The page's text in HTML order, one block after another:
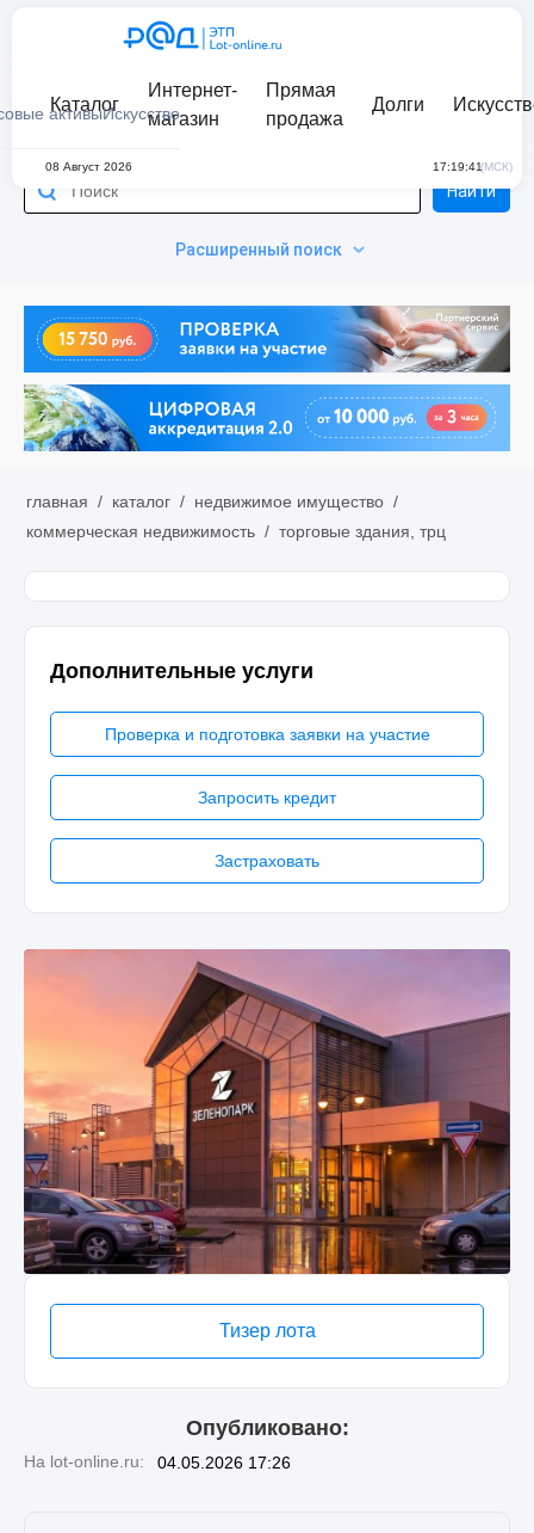
активыИскусство
Каталог
Интернет-
магазин
Прямая
продажа
Долги
08 Август 2026 17:19:41(МСК)
Расширенный поиск
Найти
главная / каталог / недвижимое имущество /
коммерческая недвижимость / торговые здания, трц
Дополнительные услуги
Проверка и подготовка заявки на участие
Запросить кредит
Застраховать
Тизер лота
Опубликовано:
На lot-online.ru: 04.05.2026 17:26